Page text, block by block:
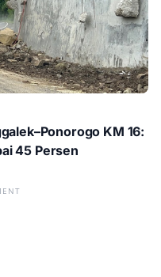
KM 16:
45 Persen